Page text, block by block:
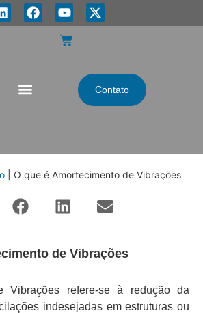
Contato
O que é Amortecimento de Vibrações
de Vibrações
Vibrações refere-se à redução da
indesejadas em estruturas ou